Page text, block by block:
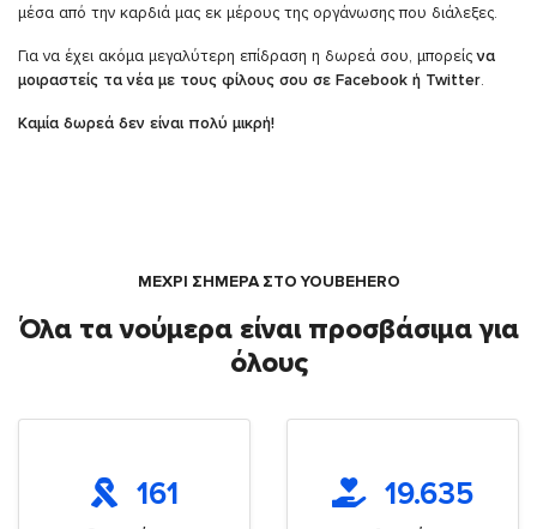
μέσα από την καρδιά μας εκ μέρους της οργάνωσης που διάλεξες.
Για να έχει ακόμα μεγαλύτερη επίδραση η δωρεά σου, μπορείςνα
μοιραστείς τα νέα με τους φίλους σου σε Facebook ή Twitter.
Καμία δωρεά δεν είναι πολύ μικρή!
ΜΕΧΡΙ ΣΗΜΕΡΑ ΣΤΟ YOUBEHERO
Όλα τα νούμερα είναι προσβάσιμα για
όλους
161 19.635